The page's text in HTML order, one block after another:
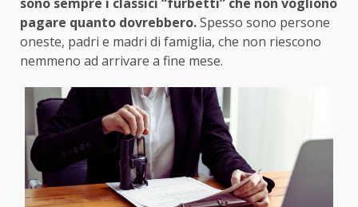
pagare quanto dovrebbero.Spesso sono persone
oneste, padri e madri di famiglia, che non riescono
nemmeno ad arrivare a fine mese.